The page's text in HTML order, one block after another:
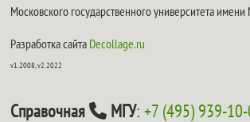
Московского государственного университета
Разработка сайта Decollage.ru
v1.2008, v2.2022
Справочная МГУ:+7 (495) 939-